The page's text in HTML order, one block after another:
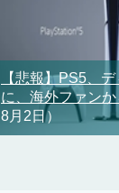
【悲報】PS5、
に、海外ファン
8月2日）